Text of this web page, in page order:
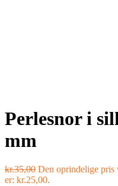
Perlesnor i
mm
kr.35,00 Den oprindelige pris
er: kr.25,00.